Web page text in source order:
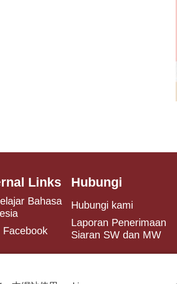
Links
Bahasa
Facebook
Hubungi
Hubungi kami
Laporan Penerimaan
Siaran SW dan MW